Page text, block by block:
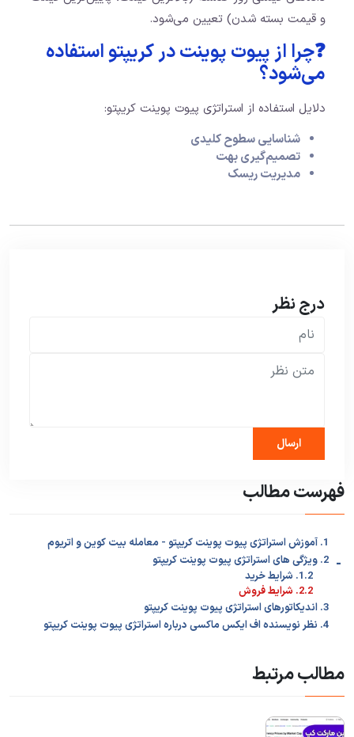
و قیمت بسته شدن) تعیین می‌شود.
❓چرا از پیوت پوینت در کریپتو استفاده
می‌شود؟
دلایل استفاده از استراتژی پیوت پوینت کریپتو:
شناسایی سطوح کلیدی
تصمیم‌گیری بهت
مدیریت ریسک
درج نظر
فهرست مطالب
1. آموزش استراتژی پیوت پوینت کریپتو - معامله بیت کوین و اتریوم
2. ویژگی های استراتژی پیوت پوینت کریپتو -
1.2. شرایط خرید
2.2. شرایط فروش
3. اندیکاتورهای استراتژی پیوت پوینت کریپتو
4. نظر نویسنده اف ایکس ماکسی درباره استراتژی پیوت پوینت کریپتو
مطالب مرتبط